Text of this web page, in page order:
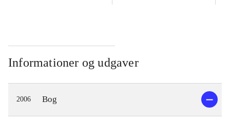
Informationer og udgaver
2006 Bog